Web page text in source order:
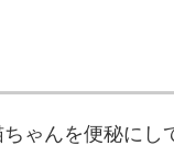
ゃんを便秘にし